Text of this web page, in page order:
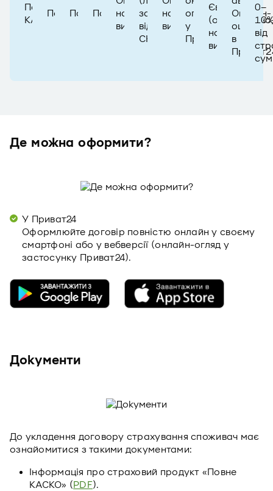
Повне
КАСКО
Покривається
Покривається
Покривається
на
вибір
залежать
від
СК)
на
вибір
огляд
у
Приват24
Європа
на
вибір)
Онлайн-
оцінка
в
0–
від
Де можна оформити?
У Приват24
Оформлюйте договір повністю онлайн у своєму
смартфоні або у вебверсії (онлайн-огляд у
застосунку Приват24).
Документи
До укладення договору страхування споживач має
ознайомитися з такими документами:
Інформація про страховий продукт «Повне
КАСКО» (PDF).